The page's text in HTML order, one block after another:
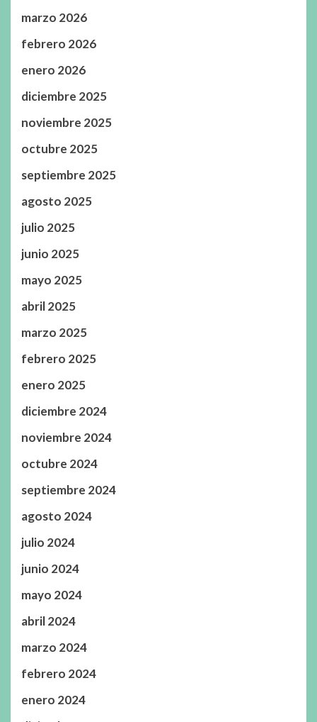
marzo 2026
febrero 2026
enero 2026
diciembre 2025
noviembre 2025
octubre 2025
septiembre 2025
agosto 2025
julio 2025
junio 2025
mayo 2025
abril 2025
marzo 2025
febrero 2025
enero 2025
diciembre 2024
noviembre 2024
octubre 2024
septiembre 2024
agosto 2024
julio 2024
junio 2024
mayo 2024
abril 2024
marzo 2024
febrero 2024
enero 2024